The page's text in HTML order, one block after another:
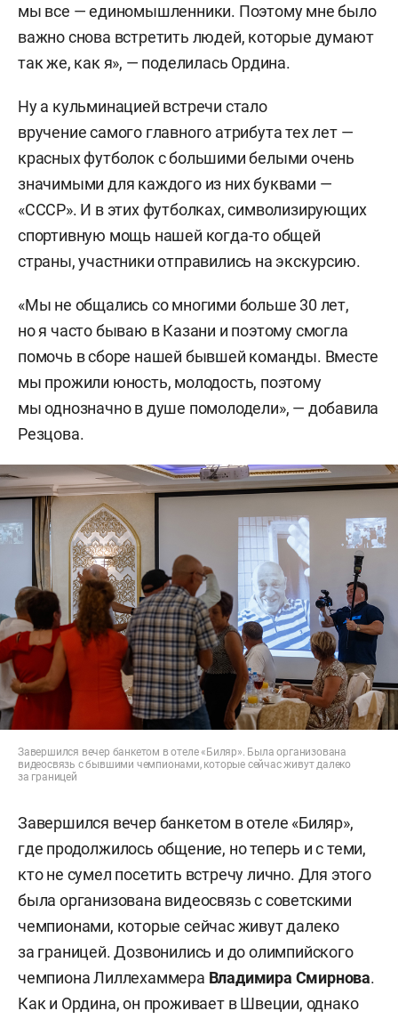
мы все — единомышленники. Поэтому мне было
важно снова встретить людей, которые думают
так же, как я», — поделилась Ордина.
Ну а кульминацией встречи стало
вручение самого главного атрибута тех лет —
красных футболок с большими белыми очень
значимыми для каждого из них буквами —
«СССР». И в этих футболках, символизирующих
спортивную мощь нашей когда-то общей
страны, участники отправились на экскурсию.
«Мы не общались со многими больше 30 лет,
но я часто бываю в Казани и поэтому смогла
помочь в сборе нашей бывшей команды. Вместе
мы прожили юность, молодость, поэтому
мы однозначно в душе помолодели», — добавила
Резцова.
Завершился вечер банкетом в отеле «Биляр». Была организована
видеосвязь с бывшими чемпионами, которые сейчас живут далеко
за границей
Завершился вечер банкетом в отеле «Биляр»,
где продолжилось общение, но теперь и с теми,
кто не сумел посетить встречу лично. Для этого
была организована видеосвязь с советскими
чемпионами, которые сейчас живут далеко
за границей. Дозвонились и до олимпийского
чемпиона Лиллехаммера Владимира Смирнова.
Как и Ордина, он проживает в Швеции, однако